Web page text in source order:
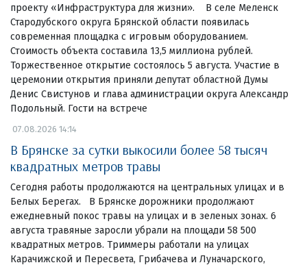
проекту «Инфраструктура для жизни». В селе Меленск
Стародубского округа Брянской области появилась
современная площадка с игровым оборудованием.
Стоимость объекта составила 13,5 миллиона рублей.
Торжественное открытие состоялось 5 августа. Участие в
церемонии открытия приняли депутат областной Думы
Денис Свистунов и глава администрации округа Александр
Подольный. Гости на встрече
07.08.2026 14:14
В Брянске за сутки выкосили более 58 тысяч
квадратных метров травы
Сегодня работы продолжаются на центральных улицах и в
Белых Берегах. В Брянске дорожники продолжают
ежедневный покос травы на улицах и в зеленых зонах. 6
августа травяные заросли убрали на площади 58 500
квадратных метров. Триммеры работали на улицах
Карачижской и Пересвета, Грибачева и Луначарского,